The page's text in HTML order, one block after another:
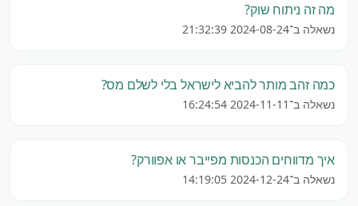
מה זה ניתוח שוק?
נשאלה ב־2024-08-24 21:32:39
כמה זהב מותר להביא לישראל בלי לשלם מס?
נשאלה ב־2024-11-11 16:24:54
איך מדווחים הכנסות מפייבר או אפוורק?
נשאלה ב־2024-12-24 14:19:05